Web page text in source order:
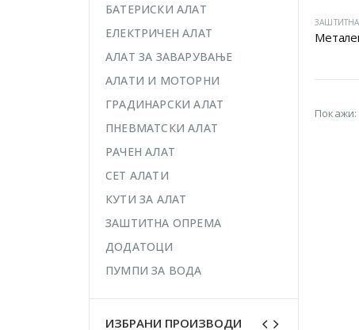
Покажи:
БАТЕРИСКИ АЛАТ
ЕЛЕКТРИЧЕН АЛАТ
АЛАТ ЗА ЗАВАРУВАЊЕ
АЛАТИ И МОТОРНИ
ГРАДИНАРСКИ АЛАТ
ПНЕВМАТСКИ АЛАТ
РАЧЕН АЛАТ
СЕТ АЛАТИ
КУТИ ЗА АЛАТ
ЗАШТИТНА ОПРЕМА
ДОДАТОЦИ
ПУМПИ ЗА ВОДА
ИЗБРАНИ ПРОИЗВОДИ